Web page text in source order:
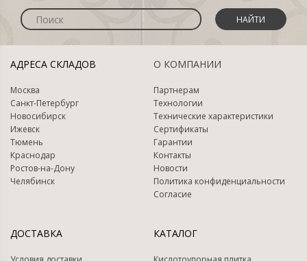
НАЙТИ
АДРЕСА СКЛАДОВ
Москва
Санкт-Петербург
Новосибирск
Ижевск
Тюмень
Краснодар
Ростов-на-Дону
Челябинск
О КОМПАНИИ
Партнерам
Технологии
Технические характеристики
Сертификаты
Гарантии
Контакты
Новости
Политика конфиденциальности
Согласие
ДОСТАВКА КАТАЛОГ